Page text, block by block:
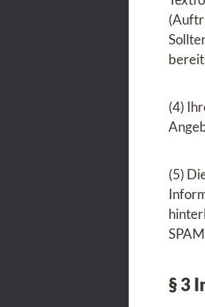
(4)
(5)
§ 3